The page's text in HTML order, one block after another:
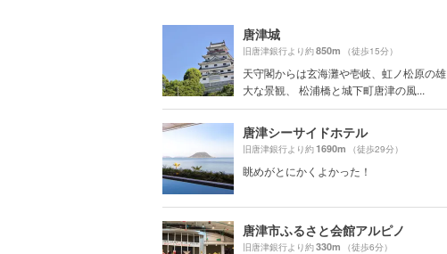
唐津城
旧唐津銀行より約850m （徒歩15分）
天守閣からは玄海灘や壱岐、虹ノ松原の雄
大な景観、 松浦橋と城下町唐津の風...
唐津シーサイドホテル
旧唐津銀行より約1690m （徒歩29分）
眺めがとにかくよかった！
唐津市ふるさと会館アルピノ
旧唐津銀行より約330m （徒歩6分）